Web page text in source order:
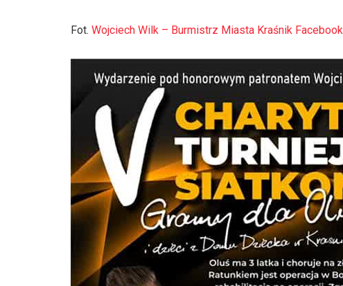
Fot. Wojciech Wilk – Burmistrz Miasta Kraśnik Facebook